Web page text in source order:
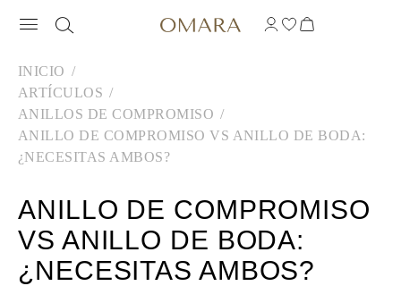
INICIO
ARTÍCULOS
ANILLOS DE COMPROMISO
ANILLO DE COMPROMISO VS ANILLO DE BODA:
¿NECESITAS AMBOS?
ANILLO DE COMPROMISO
VS ANILLO DE BODA:
¿NECESITAS AMBOS?